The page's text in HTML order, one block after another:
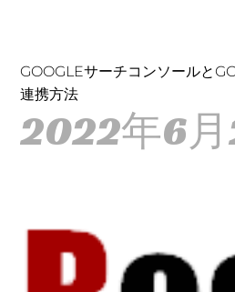
GOOGLEサーチコンソールと
連携方法
2022年6月